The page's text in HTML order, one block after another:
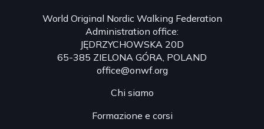
World Original Nordic Walking Federation
Administration office:
JĘDRZYCHOWSKA 20D
65-385 ZIELONA GÓRA, POLAND
office@onwf.org
Chi siamo
Formazione e corsi